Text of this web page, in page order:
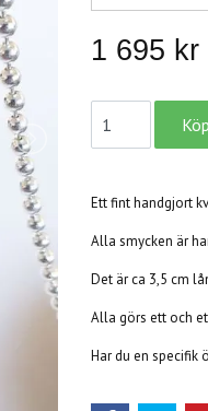
1 695 kr
Ett fint handgjort
Alla smycken är
Det är ca 3,5 cm
Alla görs ett och
Har du en specifik